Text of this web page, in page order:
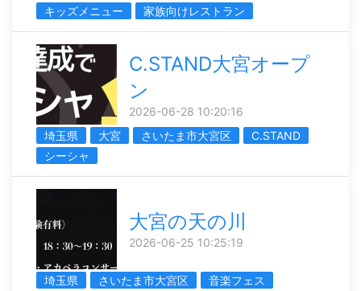
キッズメニュー
家族向けレストラン
C.STAND大宮オープ
ン
2026-06-28 10:20:16
埼玉県
大宮 さいたま市大宮区
C.STAND
シーシャ
大宮の天の川
2026-06-25 10:25:19
埼玉県 さいたま市大宮区
音楽フェス